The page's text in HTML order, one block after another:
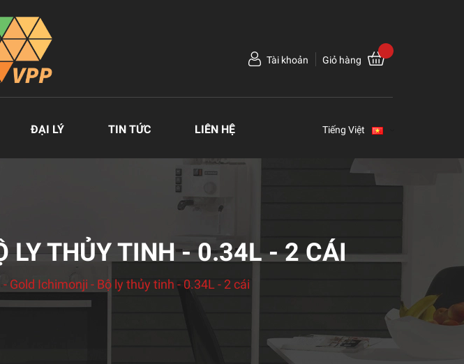
Tài khoản Giỏ hàng
ĐẠI LÝ TIN TỨC LIÊN HỆ Tiếng Việt
LY THỦY TINH - 0.34L - 2 CÁI
Gold Ichimonji - Bộ ly thủy tinh - 0.34L - 2 cái